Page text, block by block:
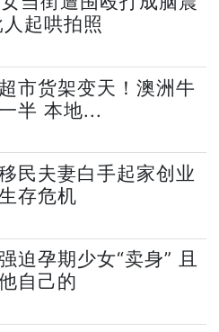
起哄拍照
市货架变天！澳洲牛
半 本地...
民夫妻白手起家创业
存危机
迫孕期少女“卖身” 且
自己的